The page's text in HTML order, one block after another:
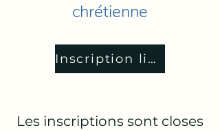
chrétienne
Inscription liste d'attente
Les inscriptions sont closes